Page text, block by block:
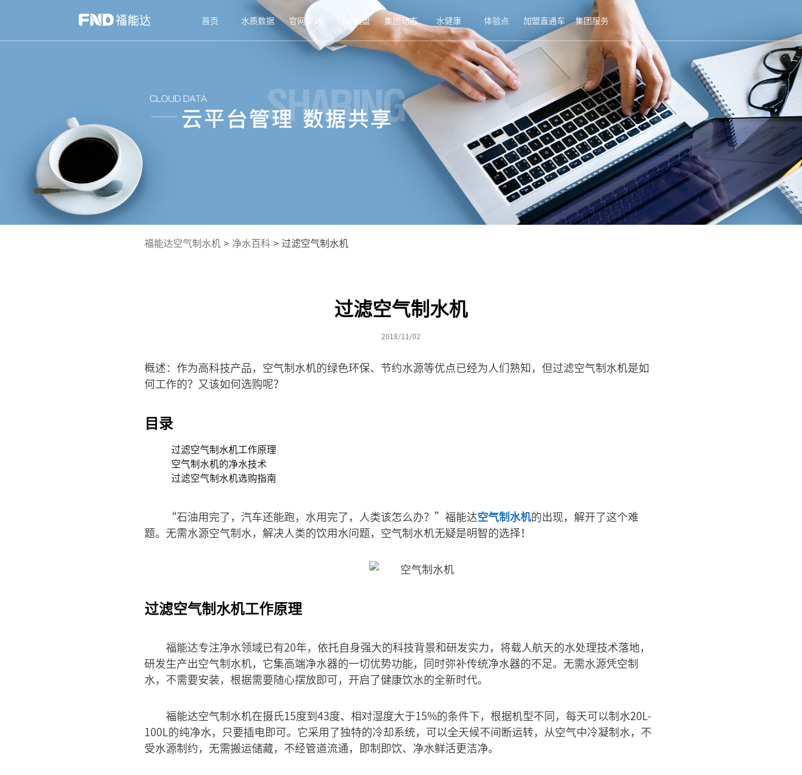
首页 水质数据 官网商城 招商加盟 集团动态 水健康 体验点 加盟直通车 集团服务
福能达空气制水机 > 净水百科 > 过滤空气制水机
过滤空气制水机
2018/11/02
概述：作为高科技产品，空气制水机的绿色环保、节约水源等优点已经为人们熟知，但过滤空气制水机是如
何工作的？又该如何选购呢？
目录
过滤空气制水机工作原理
空气制水机的净水技术
过滤空气制水机选购指南
“石油用完了，汽车还能跑，水用完了，人类该怎么办？”福能达空气制水机的出现，解开了这个难
题。无需水源空气制水，解决人类的饮用水问题，空气制水机无疑是明智的选择！
过滤空气制水机工作原理
福能达专注净水领域已有20年，依托自身强大的科技背景和研发实力，将载人航天的水处理技术落地，
研发生产出空气制水机，它集高端净水器的一切优势功能，同时弥补传统净水器的不足。无需水源凭空制
水，不需要安装，根据需要随心摆放即可，开启了健康饮水的全新时代。
福能达空气制水机在摄氏15度到43度、相对湿度大于15%的条件下，根据机型不同，每天可以制水20L-
100L的纯净水，只要插电即可。它采用了独特的冷却系统，可以全天候不间断运转，从空气中冷凝制水，不
受水源制约，无需搬运储藏，不经管道流通，即制即饮、净水鲜活更洁净。